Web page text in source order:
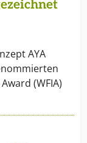
AYA
(WFIA)